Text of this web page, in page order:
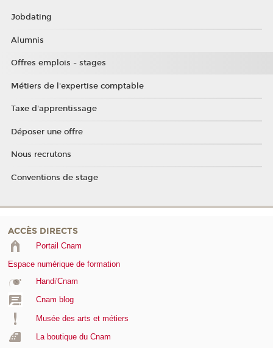
Jobdating
Alumnis
Offres emplois - stages
Métiers de l'expertise comptable
Taxe d'apprentissage
Déposer une offre
Nous recrutons
Conventions de stage
ACCÈS DIRECTS
Portail Cnam
Espace numérique de formation
Handi'Cnam
Cnam blog
Musée des arts et métiers
La boutique du Cnam